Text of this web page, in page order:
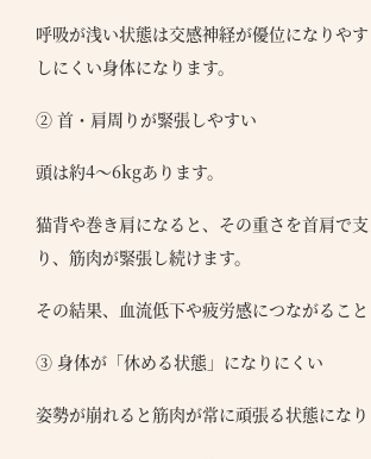
呼吸が浅い状態は交感神経が優位になりや
しにくい身体になります。
② 首・肩周りが緊張しやすい
頭は約4〜6kgあります。
猫背や巻き肩になると、その重さを首肩で
り、筋肉が緊張し続けます。
その結果、血流低下や疲労感につながること
③ 身体が「休める状態」になりにくい
姿勢が崩れると筋肉が常に頑張る状態になり